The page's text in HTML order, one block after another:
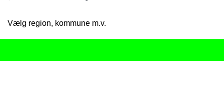
Vælg region, kommune m.v.